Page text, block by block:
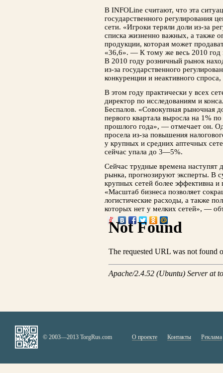
В INFOLine считают, что эта
государственного регулирования
сети. «Игроки теряли доли из-за
списка жизненно важных, а также
продукции, которая может
«36,6». — К тому же весь 2010 год
В 2010 году розничный рынок
из-за государственного
конкуренции и неактивного
В этом году практически у всех
директор по исследованиям и
Беспалов. «Совокупная рыночная
первого квартала выросла на 1%
прошлого года», — отмечает он.
просела из-за повышения
у крупных и средних аптечных
сейчас упала до 3—5%.
Сейчас трудные времена наступят
рынка, прогнозируют эксперты. В
крупных сетей более эффективна
«Масштаб бизнеса позволяет
логистические расходы, а также
которых нет у мелких сетей», —
© 2003—2013 TorgRus.com О проекте Контакты Реклама